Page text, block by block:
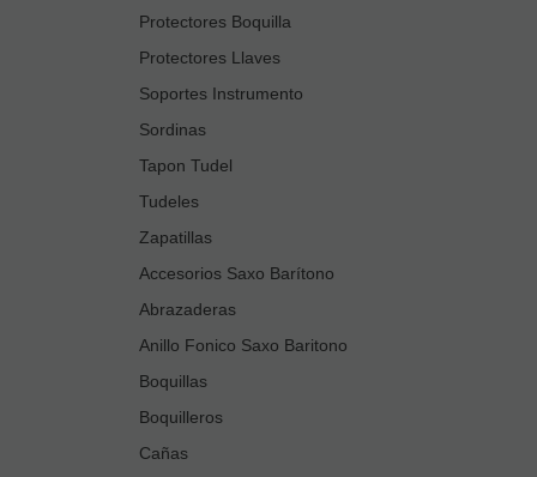
Protectores Boquilla
Protectores Llaves
Soportes Instrumento
Sordinas
Tapon Tudel
Tudeles
Zapatillas
Accesorios Saxo Barítono
Abrazaderas
Anillo Fonico Saxo Baritono
Boquillas
Boquilleros
Cañas